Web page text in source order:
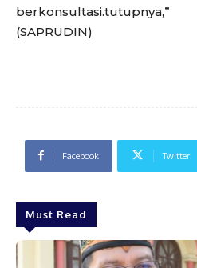
berkonsultasi.tutupnya,”
(SAPRUDIN)
Facebook Twitter
Must Read